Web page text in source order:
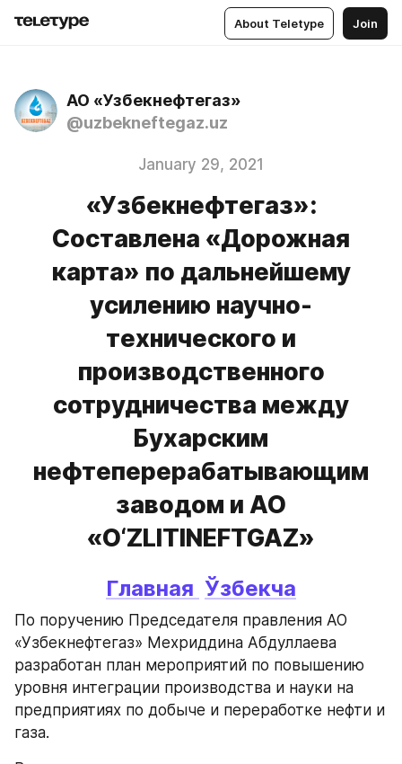
About Teletype Join
АО «Узбекнефтегаз»
@uzbekneftegaz.uz
January 29, 2021
«Узбекнефтегаз»:
Составлена «Дорожная
карта» по дальнейшему
усилению научно-
технического и
производственного
сотрудничества между
Бухарским
нефтеперерабатывающим
заводом и АО
«O‘ZLITINEFTGAZ»
Главная Ўзбекча
По поручению Председателя правления АО
«Узбекнефтегаз» Мехриддина Абдуллаева
разработан план мероприятий по повышению
уровня интеграции производства и науки на
предприятиях по добыче и переработке нефти и
газа.